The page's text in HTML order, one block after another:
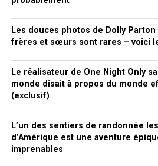
Les douces photos de Dolly
frères et sœurs sont rares – voici
Le réalisateur de One Night Only
monde disait à propos du monde
(exclusif)
L’un des sentiers de randonnée
d’Amérique est une aventure
imprenables